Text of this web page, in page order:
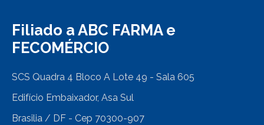
Filiado a ABC FARMA e
FECOMÉRCIO
SCS Quadra 4 Bloco A Lote 49 - Sala 605
Edifício Embaixador, Asa Sul
Brasilia / DF - Cep 70300-907